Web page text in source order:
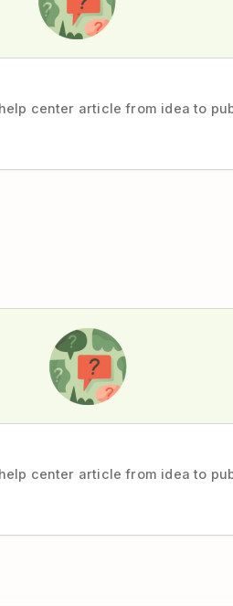
center article from idea to
center article from idea to